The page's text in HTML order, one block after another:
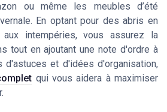
ou même les meubles d’été
En optant pour des abris en
aux intempéries, vous assurez la
tout en ajoutant une note d'ordre à
d'astuces et d'idées d'organisation,
qui vous aidera à maximiser